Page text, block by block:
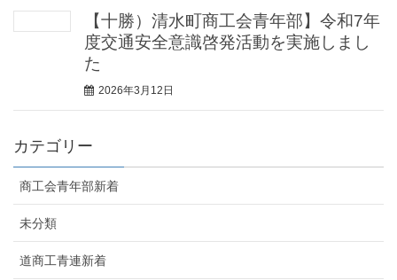
【十勝）清水町商工会青年部】令和7年
度交通安全意識啓発活動を実施しまし
た
2026年3月12日
カテゴリー
商工会青年部新着
未分類
道商工青連新着